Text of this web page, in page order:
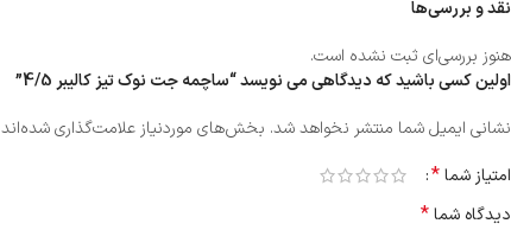
نقد و بررسی‌ها
هنوز بررسی‌ای ثبت نشده است.
اولین کسی باشید که دیدگاهی می نویسد “ساچمه جت نوک تیز کالیبر 4/5”
نشانی ایمیل شما منتشر نخواهد شد. بخش‌های موردنیاز علامت‌گذاری شده‌اند
امتیاز شما*
دیدگاه شما*